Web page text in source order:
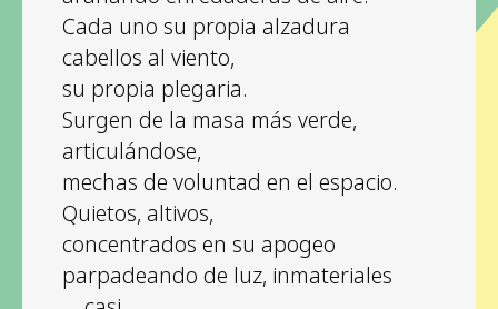
Cada uno su propia alzadura
cabellos al viento,
su propia plegaria.
Surgen de la masa más verde,
articulándose,
mechas de voluntad en el espacio.
Quietos, altivos,
concentrados en su apogeo
parpadeando de luz, inmateriales